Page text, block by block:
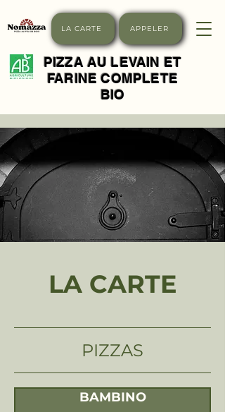
LA CARTE APPELER
PIZZA AU LEVAIN ET
FARINE COMPLETE
BIO
LA CARTE
PIZZAS
BAMBINO